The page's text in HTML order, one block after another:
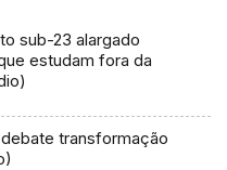
sub-23 alargado
estudam fora da
transformação